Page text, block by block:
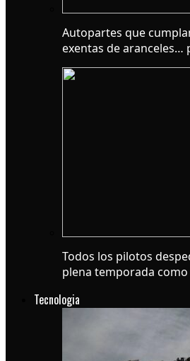
Autopartes que
exentas de aranceles…
Todos los pilotos
plena temporada como
Tecnologia